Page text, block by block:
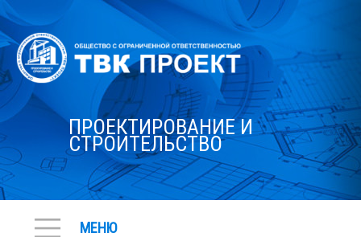
ПРОЕКТИРОВАНИЕ И
СТРОИТЕЛЬСТВО
МЕНЮ